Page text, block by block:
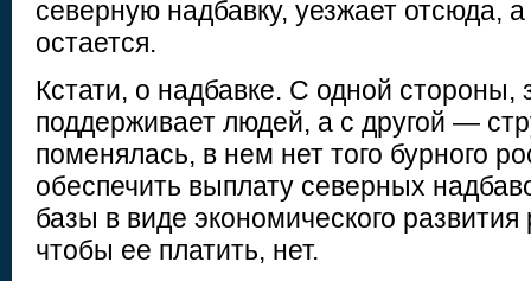
северную надбавку, уезжает отсюда,
остается.
Кстати, о надбавке. С одной стороны,
поддерживает людей, а с другой —
поменялась, в нем нет того бурного
обеспечить выплату северных
базы в виде экономического развития
чтобы ее платить, нет.